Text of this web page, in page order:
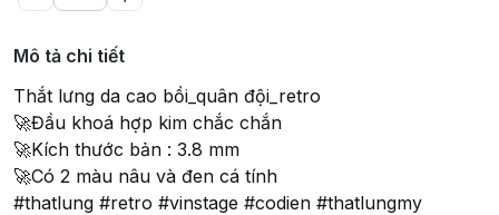
Mô tả chi tiết
Thắt lưng da cao bồi_quân đội_retro
🚀Đầu khoá hợp kim chắc chắn
🚀Kích thước bản : 3.8 mm
🚀Có 2 màu nâu và đen cá tính
#thatlung #retro #vinstage #codien #thatlungmy